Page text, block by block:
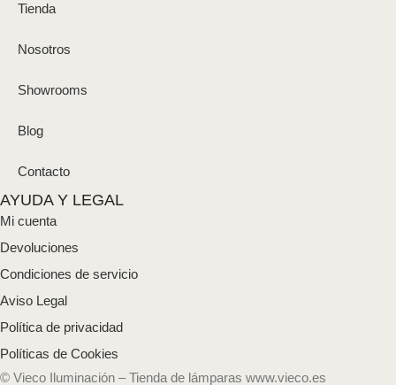
Tienda
Nosotros
Showrooms
Blog
Contacto
AYUDA Y LEGAL
Mi cuenta
Devoluciones
Condiciones de servicio
Aviso Legal
Política de privacidad
Políticas de Cookies
© Vieco Iluminación – Tienda de lámparas www.vieco.es